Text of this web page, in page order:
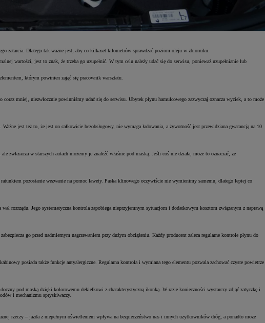
zatarcia. Dlatego tak ważne jest, aby co kilkaset kilometrów sprawdzać poziom oleju w zbiorniku.
wartości, jest to znak, że trzeba go uzupełnić. W tym celu należy udać się do serwisu, ponieważ uzupełnianie lub
którym powinien zająć się pracownik warsztatu.
mniej, niezwłocznie powinniśmy udać się do serwisu. Ubytek płynu hamulcowego zazwyczaj oznacza wyciek, a to może
jest też to, że jest on całkowicie bezobsługowy, nie wymaga ładowania, a żywotność jest przewidziana gwarancją na 10
w starszych autach możemy je znaleźć właśnie pod maską. Jeśli coś nie działa, może to oznaczać, że
pozostanie wezwanie na pomoc lawety. Paska klinowego oczywiście nie wymienimy samemu, dlatego lepiej co
rozrządu. Jego systematyczna kontrola zapobiega nieprzyjemnym sytuacjom i dodatkowym kosztom związanym z naprawą
go przed nadmiernym nagrzewaniem przy dużym obciążeniu. Każdy producent zaleca regularne kontrole płynu do
posiada także funkcje antyalergiczne. Regularna kontrola i wymiana tego elementu pozwala zachować czyste powietrze
pod maską dzięki kolorowemu dekielkowi z charakterystyczną ikonką. W razie konieczności wystarczy zdjąć zatyczkę i
i mechanizmu spryskiwaczy.
rzeczy – jazda z niepełnym oświetleniem wpływa na bezpieczeństwo nas i innych użytkowników dróg, a ponadto może